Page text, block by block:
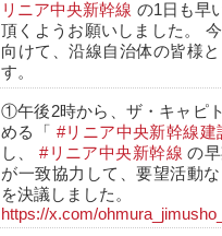
リニア中央新幹線 の1日も早
頂くようお願いしました。
向けて、沿線自治体の皆様
す。
①午後2時から、ザ・キャピ
める「 #リニア中央新幹線
し、#リニア中央新幹線 の
が一致協力して、要望活動
を決議しました。
https://x.com/